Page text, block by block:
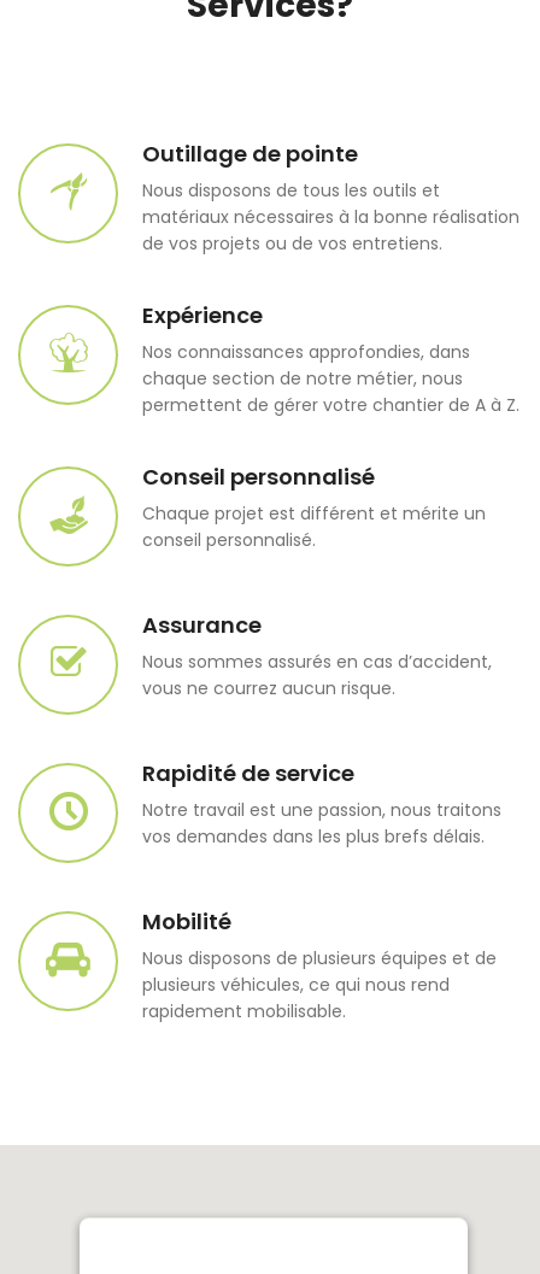
Outillage de pointe
Nous disposons de tous les outils et
matériaux nécessaires à la bonne réalisation
de vos projets ou de vos entretiens.
Expérience
Nos connaissances approfondies, dans
chaque section de notre métier, nous
permettent de gérer votre chantier de A à Z.
Conseil personnalisé
Chaque projet est différent et mérite un
conseil personnalisé.
Assurance
Nous sommes assurés en cas d’accident,
vous ne courrez aucun risque.
Rapidité de service
Notre travail est une passion, nous traitons
vos demandes dans les plus brefs délais.
Mobilité
Nous disposons de plusieurs équipes et de
plusieurs véhicules, ce qui nous rend
rapidement mobilisable.